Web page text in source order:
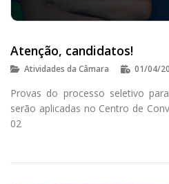
Atenção, candidatos!
Atividades da Câmara 01/04/
Provas do processo seletivo
serão aplicadas no Centro de
02